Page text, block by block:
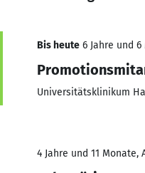
Bis heute 6 Jahre und
Universitätsklinikum
4 Jahre und 11 Monate,